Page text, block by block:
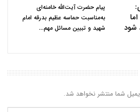
شود
پیام حضرت آیت‌الله خامنه‌ای
به‌مناسبت حماسه عظیم بدرقه امام
شهید و تبیین مسائل مهم…
شما منتشر نخواهد شد.